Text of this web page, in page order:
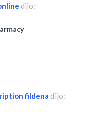
dijo:
fildena dijo: